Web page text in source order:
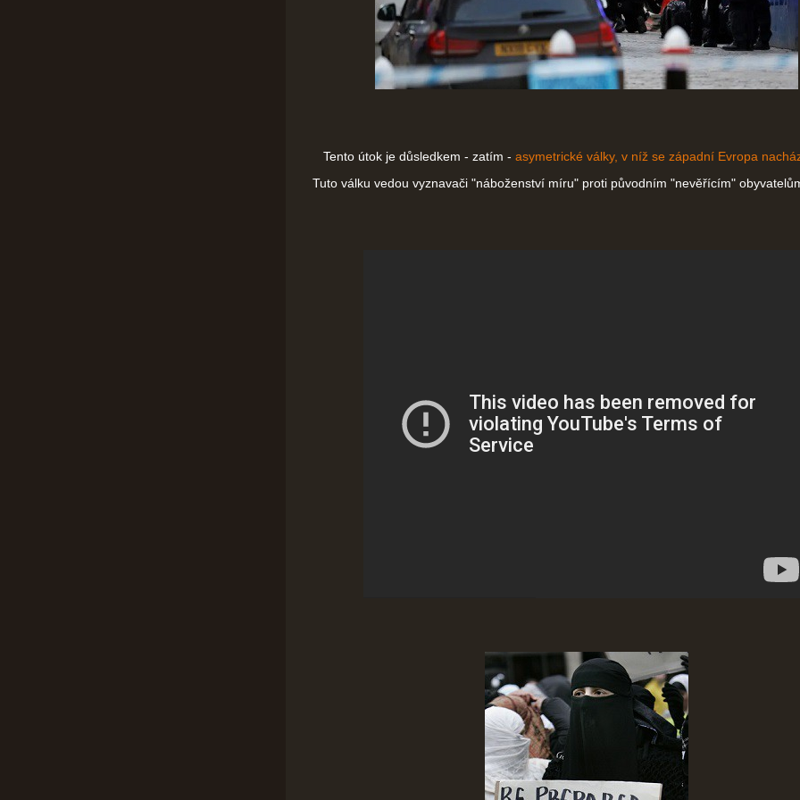
Tento útok je důsledkem - zatím - asymetrické války, v níž se západní Evropa
Tuto válku vedou vyznavači "náboženství míru" proti původním "nevěřícím"